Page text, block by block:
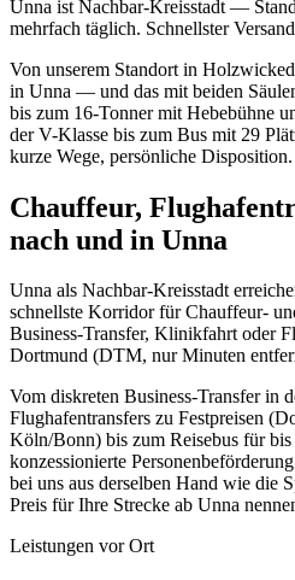
Unna ist Nachbar-Kreisstadt —
mehrfach täglich. Schnellster
Von unserem Standort in
in Unna — und das mit beiden
bis zum 16-Tonner mit Hebebühne
der V-Klasse bis zum Bus mit 29
kurze Wege, persönliche Disposition.
Chauffeur,
nach und in Unna
Unna als Nachbar-Kreisstadt
schnellste Korridor für Chauffeur-
Business-Transfer, Klinikfahrt oder
Dortmund (DTM, nur Minuten
Vom diskreten Business-Transfer in
Flughafentransfers zu Festpreisen
Köln/Bonn) bis zum Reisebus für
konzessionierte
bei uns aus derselben Hand wie die
Preis für Ihre Strecke ab Unna
Leistungen vor Ort